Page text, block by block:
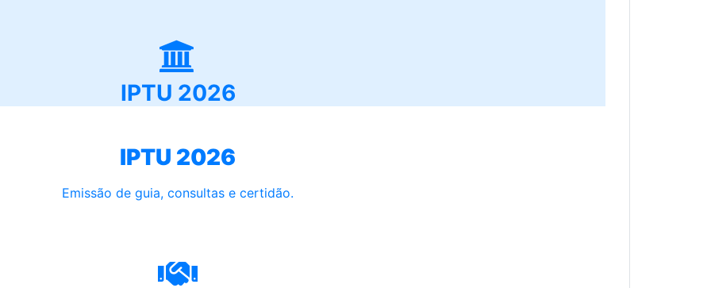
IPTU 2026
IPTU 2026
Emissão de guia, consultas e certidão.